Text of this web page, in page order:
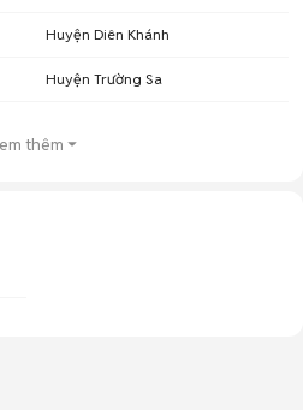
Huyện Diên Khánh
Huyện Trường Sa
thêm